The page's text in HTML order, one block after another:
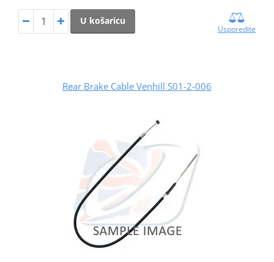
U košaricu
Usporedite
Rear Brake Cable Venhill S01-2-006